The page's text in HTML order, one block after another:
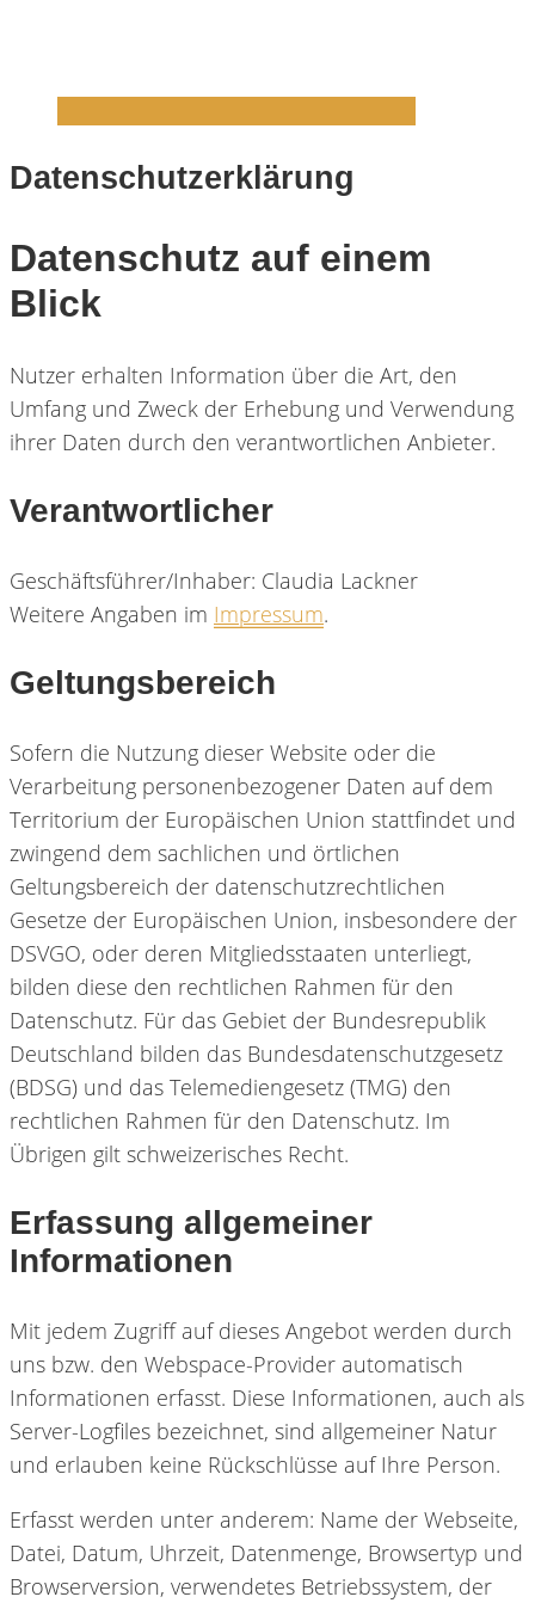
Datenschutzerklärung
Datenschutz auf einem
Blick
Nutzer erhalten Information über die Art, den
Umfang und Zweck der Erhebung und Verwendung
ihrer Daten durch den verantwortlichen Anbieter.
Verantwortlicher
Geschäftsführer/Inhaber: Claudia Lackner
Weitere Angaben im Impressum.
Geltungsbereich
Sofern die Nutzung dieser Website oder die
Verarbeitung personenbezogener Daten auf dem
Territorium der Europäischen Union stattfindet und
zwingend dem sachlichen und örtlichen
Geltungsbereich der datenschutzrechtlichen
Gesetze der Europäischen Union, insbesondere der
DSVGO, oder deren Mitgliedsstaaten unterliegt,
bilden diese den rechtlichen Rahmen für den
Datenschutz. Für das Gebiet der Bundesrepublik
Deutschland bilden das Bundesdatenschutzgesetz
(BDSG) und das Telemediengesetz (TMG) den
rechtlichen Rahmen für den Datenschutz. Im
Übrigen gilt schweizerisches Recht.
Erfassung allgemeiner
Informationen
Mit jedem Zugriff auf dieses Angebot werden durch
uns bzw. den Webspace-Provider automatisch
Informationen erfasst. Diese Informationen, auch als
Server-Logfiles bezeichnet, sind allgemeiner Natur
und erlauben keine Rückschlüsse auf Ihre Person.
Erfasst werden unter anderem: Name der Webseite,
Datei, Datum, Uhrzeit, Datenmenge, Browsertyp und
Browserversion, verwendetes Betriebssystem, der